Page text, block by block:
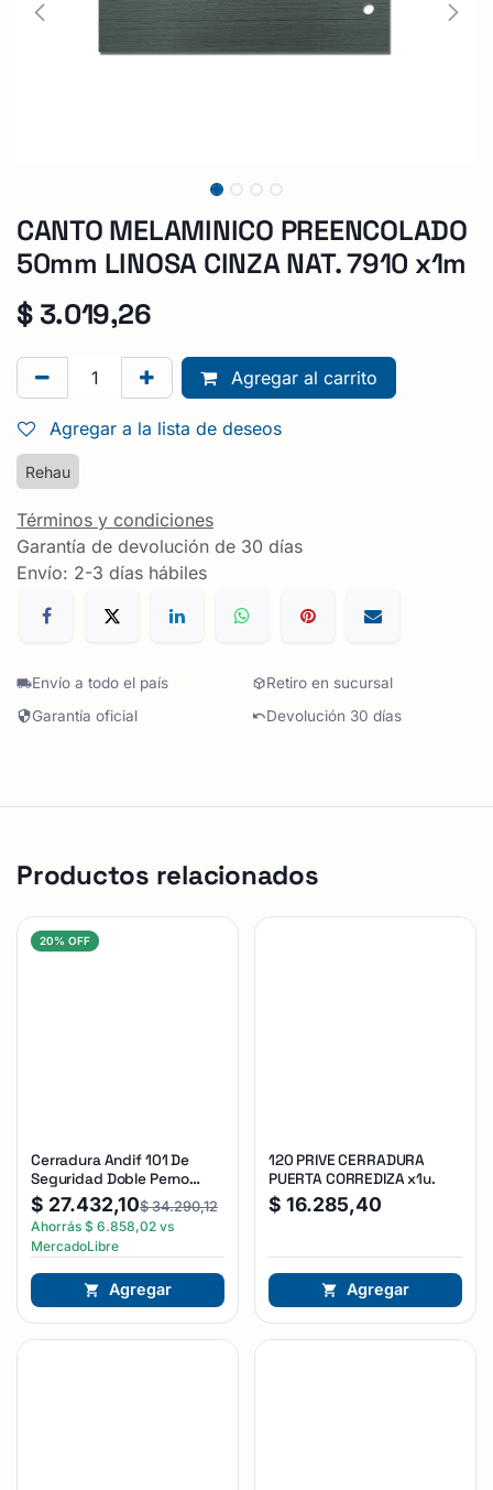
CANTO MELAMINICO PREENCOLADO
50mm LINOSA CINZA NAT. 7910 x1m
$3.019,26
Agregar al carrito
Agregar a la lista de deseos
Rehau
Términos y condiciones
Garantía de devolución de 30 días
Envío: 2-3 días hábiles
Envío a todo el país
Retiro en sucursal
Garantía oficial
Devolución 30 días
Productos relacionados
20% OFF
Cerradura Andif 101 De
Seguridad Doble Perno
Reforzada Plateado
$ 27.432,10$34.290,12
Ahorrás $ 6.858,02 vs
MercadoLibre
Agregar
120 PRIVE CERRADURA
PUERTA CORREDIZA x1u.
$ 16.285,40
Agregar